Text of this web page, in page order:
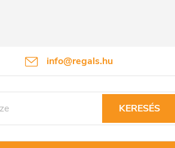
info@regals.hu
Termékvisszaküldés
KERESÉS